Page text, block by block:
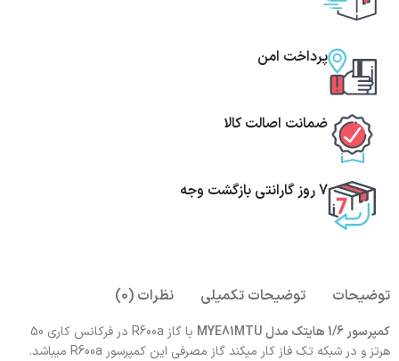
پرداخت امن
ضمانت اصالت کالا
7 روز گارانتی بازگشت وجه
توضیحات توضیحات تکمیلی نظرات (0)
کمپرسور 1/6 هایتک مدل MYE81MTU
با گاز R600a در فرکانس کاری 50
هرتز و در شبکه تک فاز کار میکند گاز مصرفی این کمپرسور R600a میباشد.